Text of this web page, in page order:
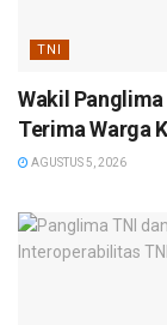
TNI
Wakil
Terima Warga
AGUSTUS 5, 2026